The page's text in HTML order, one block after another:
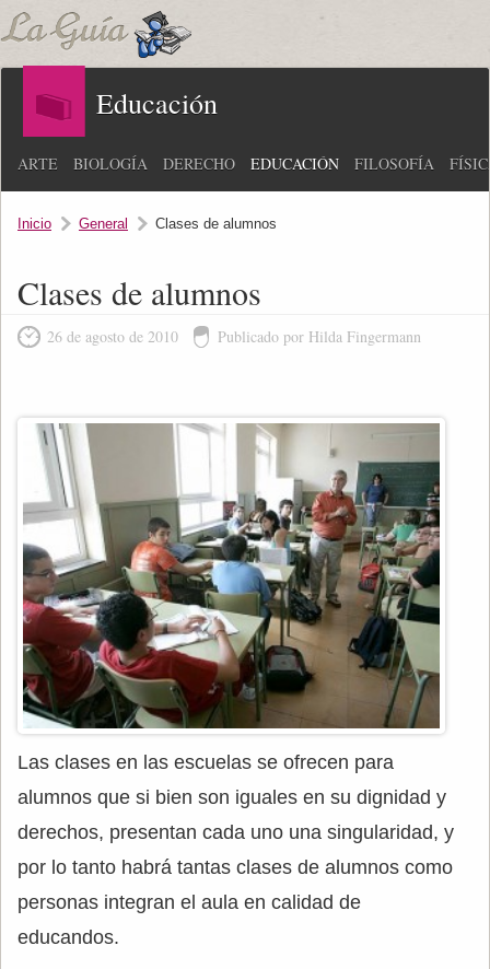
Educación
ARTE BIOLOGÍA DERECHO EDUCACIÓN FILOSOFÍA
Inicio General Clases de alumnos
Clases de alumnos
26 de agosto de 2010 Publicado por Hilda Fingermann
Las clases en las escuelas se ofrecen para
alumnos que si bien son iguales en su dignidad y
derechos, presentan cada uno una singularidad, y
por lo tanto habrá tantas clases de alumnos como
personas integran el aula en calidad de
educandos.